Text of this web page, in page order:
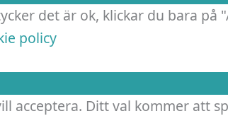
det är ok, klickar du bara
policy
acceptera. Ditt val kommer att